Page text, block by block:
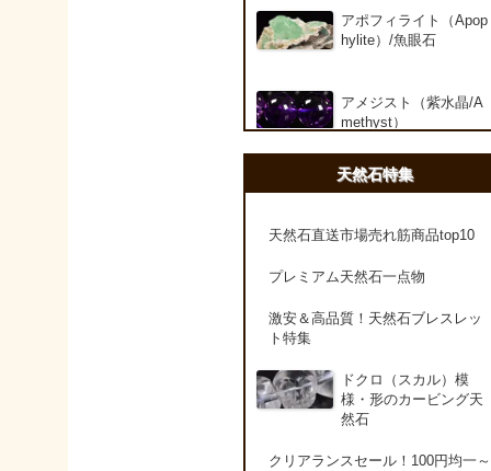
アポフィライト（Apop
hylite）/魚眼石
アメジスト（紫水晶/A
methyst）
アメシスティンクォー
ラベンダーアメジスト
アラゴナイト（霰石/Ar
天然石特集
天然石直送市場売れ筋商品top10
プレミアム天然石一点物
激安＆高品質！天然石ブレスレッ
ト特集
ドクロ（スカル）模
様・形のカービング天
然石
クリアランスセール！100円均一～